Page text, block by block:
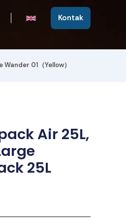
Kontak
01（Yellow）
Air 25L,
25L